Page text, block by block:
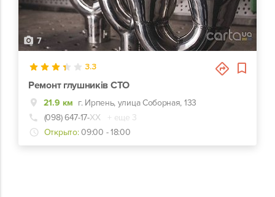
7
3.3
Ремонт глушників СТО
21.9 км г. Ирпень, улица Соборная, 133
(098) 647-17-ХХ
+ еще 3
Открыто: 09:00 - 18:00